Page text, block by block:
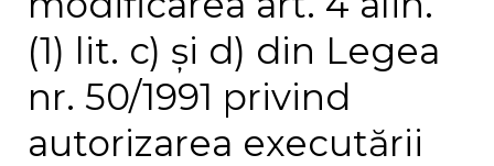
(1) lit. c) și d) din Legea
nr. 50/1991 privind
autorizarea executării